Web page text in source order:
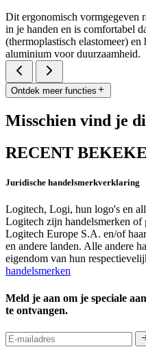
Dit ergonomisch vormgegeven
in je handen en is comfortabel
(thermoplastisch elastomeer)
aluminium voor duurzaamheid.
Ontdek meer functies
Misschien vind je
RECENT
Juridische handelsmerkverklaring
Logitech, Logi, hun logo's en
Logitech zijn handelsmerken of
Logitech Europe S.A. en/of
en andere landen. Alle andere
eigendom van hun
handelsmerken
Meld je aan om je speciale
te ontvangen.